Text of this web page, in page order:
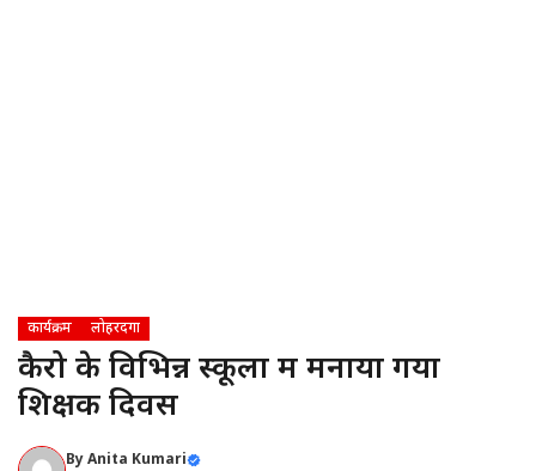
कार्यक्रम लोहरदगा
कैरो के विभिन्न स्कूलों में मनाया गया
शिक्षक दिवस
ByAnita Kumari